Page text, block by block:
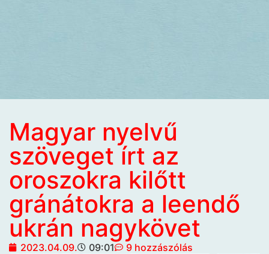
Magyar nyelvű
szöveget írt az
oroszokra kilőtt
gránátokra a leendő
ukrán nagykövet
2023.04.09. 09:01 9 hozzászólás